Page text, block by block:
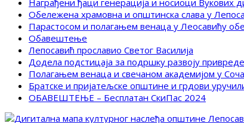
Награђени ђаци генерација и носиоци Вукових
Обележена храмовна и општинска слава у
Парастосом и полагањем венаца у Леосавићу
Обавештење
Лепосавић прославио Светог Василија
Додела подстицаја за подршку развоју
Полагањем венаца и свечаном академијом у
Братске и пријатељске општине и грдови
ОБАВЕШТЕЊЕ – Бесплатан СкиПас 2024